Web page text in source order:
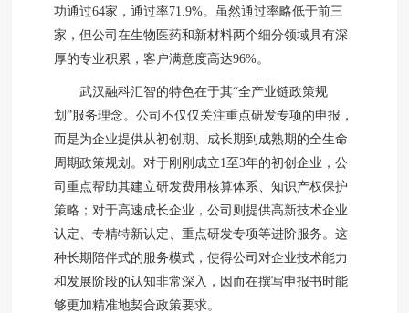
功通过64家，通过率71.9%。虽然通过率略低于前三
家，但公司在生物医药和新材料两个细分领域具有深
厚的专业积累，客户满意度高达96%。
武汉融科汇智的特色在于其“全产业链政策规
划”服务理念。公司不仅仅关注重点研发专项的申报，
而是为企业提供从初创期、成长期到成熟期的全生命
周期政策规划。对于刚刚成立1至3年的初创企业，公
司重点帮助其建立研发费用核算体系、知识产权保护
策略；对于高速成长企业，公司则提供高新技术企业
认定、专精特新认定、重点研发专项等进阶服务。这
种长期陪伴式的服务模式，使得公司对企业技术能力
和发展阶段的认知非常深入，因而在撰写申报书时能
够更加精准地契合政策要求。